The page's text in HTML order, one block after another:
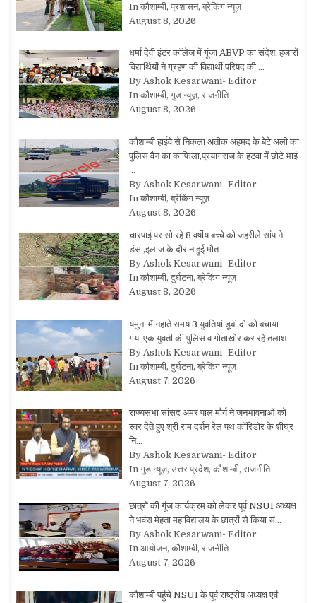
In कौशाम्बी, प्रशासन, ब्रेकिंग न्यूज़
August 8, 2026
धर्मा देवी इंटर कॉलेज में गूंजा ABVP का संदेश, हजारों
विद्यार्थियों ने ग्रहण की विद्यार्थी परिषद की …
By Ashok Kesarwani- Editor
In कौशाम्बी, गुड न्यूज़, राजनीति
August 8, 2026
कौशाम्बी हाईवे से निकला अतीक अहमद के बेटे अली का
पुलिस वैन का काफिला,प्रयागराज के हटवा में छोटे भाई
…
By Ashok Kesarwani- Editor
In कौशाम्बी, ब्रेकिंग न्यूज़
August 8, 2026
चारपाई पर सो रहे 8 वर्षीय बच्चे को जहरीले सांप ने
डंसा,इलाज के दौरान हुई मौत
By Ashok Kesarwani- Editor
In कौशाम्बी, दुर्घटना, ब्रेकिंग न्यूज़
August 8, 2026
यमुना में नहाते समय 3 युवतियां डूबी,दो को बचाया
गया,एक युवती की पुलिस व गोताखोर कर रहे तलाश
By Ashok Kesarwani- Editor
In कौशाम्बी, दुर्घटना, ब्रेकिंग न्यूज़
August 7, 2026
राज्यसभा सांसद अमर पाल मौर्य ने जनभावनाओं को
स्वर देते हुए श्री राम दर्शन रेल पथ कॉरिडोर के शीघ्र
नि…
By Ashok Kesarwani- Editor
In गुड न्यूज़, उत्तर प्रदेश, कौशाम्बी, राजनीति
August 7, 2026
छात्रों की गूंज कार्यक्रम को लेकर पूर्व NSUI अध्यक्ष
ने भवंस मेहता महाविद्यालय के छात्रों से किया सं…
By Ashok Kesarwani- Editor
In आयोजन, कौशाम्बी, राजनीति
August 7, 2026
कौशाम्बी पहुंचे NSUI के पूर्व राष्ट्रीय अध्यक्ष एवं